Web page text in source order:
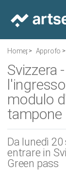
Homepage
Svizzera
modulo
tampone
Da lunedì
entrare in
Green pass